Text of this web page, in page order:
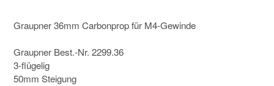
Graupner 36mm Carbonprop für M4-Gewinde
Graupner Best.-Nr. 2299.36
3-flügelig
50mm Steigung